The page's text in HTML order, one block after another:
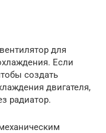
для
Если
создать
двигателя,
радиатор.